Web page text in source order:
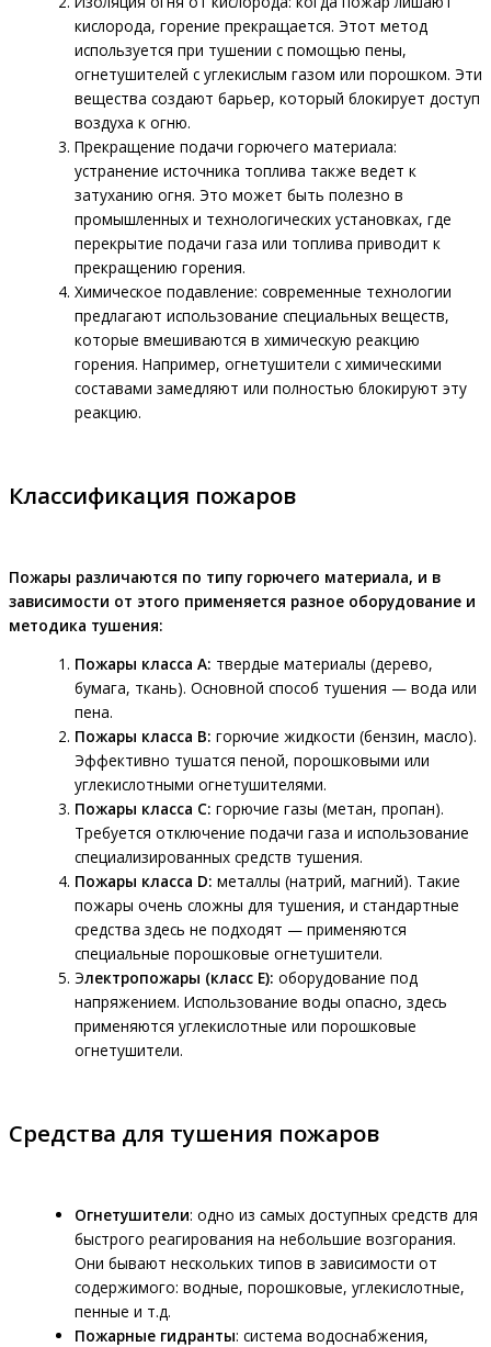
кислорода, горение прекращается. Этот метод
используется при тушении с помощью пены,
огнетушителей с углекислым газом или порошком. Эти
вещества создают барьер, который блокирует доступ
воздуха к огню.
Прекращение подачи горючего материала:
устранение источника топлива также ведет к
затуханию огня. Это может быть полезно в
промышленных и технологических установках, где
перекрытие подачи газа или топлива приводит к
прекращению горения.
Химическое подавление: современные технологии
предлагают использование специальных веществ,
которые вмешиваются в химическую реакцию
горения. Например, огнетушители с химическими
составами замедляют или полностью блокируют эту
реакцию.
Классификация пожаров
Пожары различаются по типу горючего материала, и в
зависимости от этого применяется разное оборудование и
методика тушения:
Пожары класса A: твердые материалы (дерево,
бумага, ткань). Основной способ тушения — вода или
пена.
Пожары класса B: горючие жидкости (бензин, масло).
Эффективно тушатся пеной, порошковыми или
углекислотными огнетушителями.
Пожары класса C: горючие газы (метан, пропан).
Требуется отключение подачи газа и использование
специализированных средств тушения.
Пожары класса D: металлы (натрий, магний). Такие
пожары очень сложны для тушения, и стандартные
средства здесь не подходят — применяются
специальные порошковые огнетушители.
Электропожары (класс E): оборудование под
напряжением. Использование воды опасно, здесь
применяются углекислотные или порошковые
огнетушители.
Средства для тушения пожаров
Огнетушители: одно из самых доступных средств для
быстрого реагирования на небольшие возгорания.
Они бывают нескольких типов в зависимости от
содержимого: водные, порошковые, углекислотные,
пенные и т.д.
Пожарные гидранты: система водоснабжения,